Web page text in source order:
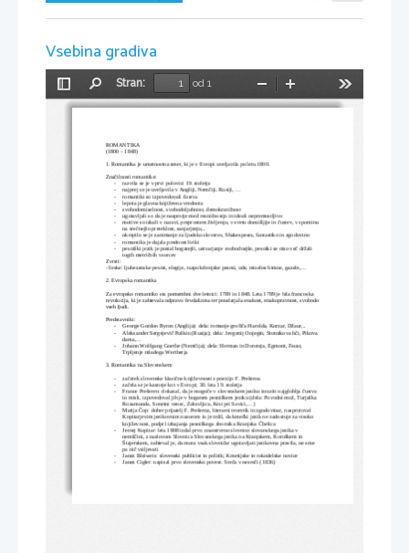
Vsebina gradiva
Preklopi
stransko
Stran:
od 1
Pomanjšaj
ROMANTIKA
(1800 – 1848)
1. Romantika je umetnostna smer, ki je v Evropi uveljavila po letu 1800.
Značilnosti romantike:
-
razvila se je v prvi polovici 19. stoletja
-
najprej se je uveljavila v Angliji, Nemčiji, Rusiji, ...
-
romantiki so izpovedovali čustva
-
lepota je glavna književna vrednota
-
svobodomiselnost, svobodoljubnost, demokratičnost
-
ugotavljali so da je nasprotje med resničnostjo in ideali nepremostljivo
-
motive so iskali v naravi, preprostem življenju, v svetu domišljije in čustev, v spominu
na srečnejšo preteklost, sanjarjenju,..
-
okrepilo se je zanimanje za ljudsko slovstvo, Shakespeara, fantastiko in zgodovino
-
romantika je dajala prednost liriki
-
pesniški jezik je postal bogatejši, ustvarjanje svobodnejše, pesniki se niso več držali
togih metričnih vzorcev
Zvrsti:
- lirske: ljubezenske pesmi, elegije, razpoloženjske pesmi, ode, miselne himne, gazele,...
2. Evropska romantika
Za evropsko romantiko sta pomembni dve letnici: 1789 in 1848. Leta 1789 je bila francoska
revolucija, ki je zahtevala odpravo fevdalizma ter poudarjala enakost, enakopravnost, svobodo
vseh ljudi.
Predstavniki:
-
George Gordon Byron (Anglija): dela: romanje grofiča Harolda, Korzar, Džaur,..
-
Aleksander Sergejevič Puškin (Rusija); dela: Jevgenij Onjegin, Stotnikova hči, Pikova
dama,...
-
Johann Wolfgang Goethe (Nemčija); dela: Herman in Doroteja, Egmont, Faust,
Trpljenje mladega Wertherja
3. Romantika na Slovenskem
-
začetek slovenske klasične književnosti s poezijo F. Prešerna
-
začela se je kasneje kot v Evropi; 30. leta 19. stoletja
-
France Prešeren: dokazal, da je mogoče v slovenskem jeziku izraziti najgloblja čustva
in misli, izpovedoval jih je v bogatem pesniškem jeziku (dela: Povodni mož, Turjaška
Rozamunda, Sonetni venec, Zdravljica, Krst pri Savici,...)
-
Matija Čop: dober prijatelj F. Prešerna, literarni teoretik in zgodovinar, nasprotoval
Kopitarjevim jezikovnim nazorom in je trdil, da kmečki jezik ne zadostuje za visoko
književnost, podprl izhajanja pesniškega zbornika Kranjska Čbelica
-
Jernej Kopitar: leta 1808 izdal prvo znanstveno slovnico slovanskega jezika v
nemščini, z naslovom Slovnica Slovanskega jezika na Kranjskem, Koroškem in
Štajerskem, zahteval je, da mora vsak slovničar ugotavljati jezikovna pravila, ne sme
pa nič vsiljevati
-
Janez Bleiweis: slovenski publicist in politik; Kmetijske in rokodelske novice
-
Janez Cigler: napisal prvo slovensko povest: Sreča v nesreči (1836)